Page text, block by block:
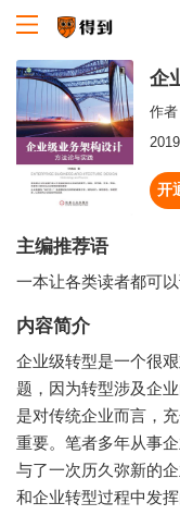
企
作者
开
主编推荐语
一本让各类读者都可以
内容简介
企业级转型是一个很
题，因为转型涉及企
是对传统企业而言，
重要。笔者多年从事
与了一次历久弥新的
和企业转型过程中发